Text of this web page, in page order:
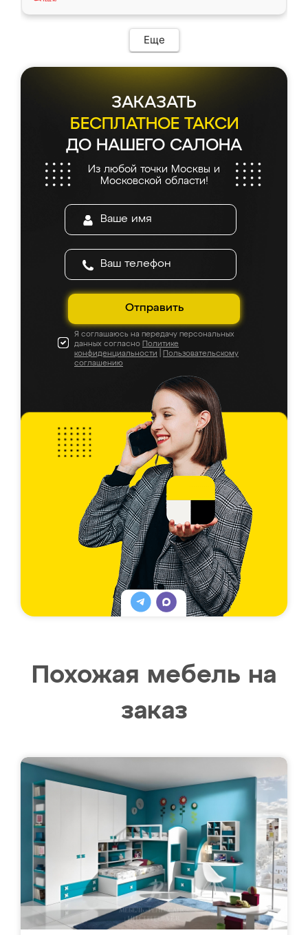
Еще
ЗАКАЗАТЬ
БЕСПЛАТНОЕ ТАКСИ
ДО НАШЕГО САЛОНА
Из любой точки Москвы и
Московской области!
Отправить
Я соглашаюсь на передачу персональных
данных согласно Политике
конфиденциальности
Пользовательскому
соглашению
Похожая мебель на
заказ